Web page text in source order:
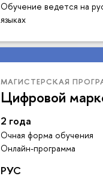
Обучение ведется на
языках
МАГИСТЕРСКАЯ
Цифровой
2 года
Очная форма обучения
Онлайн-программа
РУС